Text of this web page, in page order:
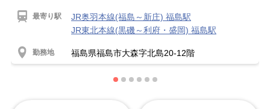
最寄り駅
JR奥羽本線(福島～新庄) 福島駅
JR東北本線(黒磯～利府・盛岡) 福島駅
勤務地 福島県福島市大森字北島20-12階